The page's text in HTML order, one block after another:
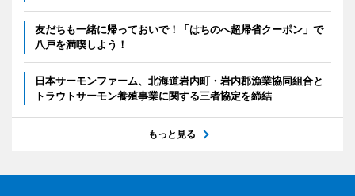
友だちも一緒に帰っておいで！「はちのへ超帰省クーポン」で
八戸を満喫しよう！
日本サーモンファーム、北海道岩内町・岩内郡漁業協同組合と
トラウトサーモン養殖事業に関する三者協定を締結
もっと見る